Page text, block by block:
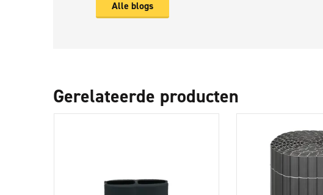
Alle blogs
Gerelateerde producten